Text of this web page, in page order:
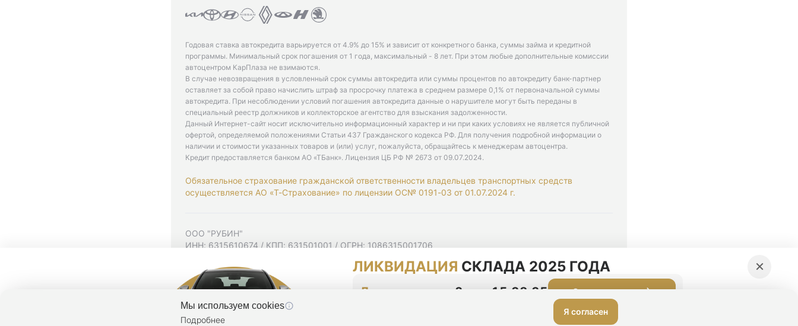
Годовая ставка автокредита варьируется от 4.9% до 15% и зависит от конкретного банка, суммы займа и кредитной
программы. Минимальный срок погашения от 1 года, максимальный - 8 лет. При этом любые дополнительные комиссии
автоцентром КарПлаза не взимаются.
В случае невозвращения в условленный срок суммы автокредита или суммы процентов по автокредиту банк-партнер
оставляет за собой право начислить штраф за просрочку платежа в среднем размере 0,1% от первоначальной суммы
автокредита. При несоблюдении условий погашения автокредита данные о нарушителе могут быть переданы в
специальный реестр должников и коллекторское агентство для взыскания задолженности.
Данный Интернет-сайт носит исключительно информационный характер и ни при каких условиях не является публичной
офертой, определяемой положениями Статьи 437 Гражданского кодекса РФ. Для получения подробной информации о
наличии и стоимости указанных товаров и (или) услуг, пожалуйста, обращайтесь к менеджерам автоцентра.
Кредит предоставляется банком АО «ТБанк». Лицензия ЦБ РФ № 2673 от 09.07.2024.
Обязательное страхование гражданской ответственности владельцев транспортных средств
осуществляется АО «Т-Страхование» по лицензии ОС№ 0191-03 от 01.07.2024 г.
ООО "РУБИН"
ИНН: 6315610674 / КПП: 631501001 / ОГРН: 1086315001706
Согласие на рекламную рассылку
Политика конфиденциальности
Мы используем cookies
Подробнее
Я согласен
ЛИКВИДАЦИЯ СКЛАДА 2025 ГОДА
До конца акции 2 дня 15:38:34 Оставить заявку
×